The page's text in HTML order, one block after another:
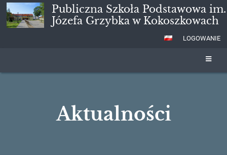
Publiczna Szkoła Podstawowa im.
Józefa Grzybka w Kokoszkowach
LOGOWANIE
Aktualności